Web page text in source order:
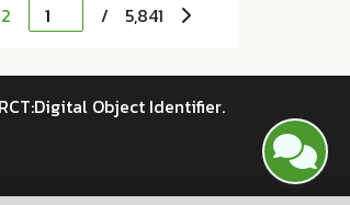
/ 5,841
Object Identifier.